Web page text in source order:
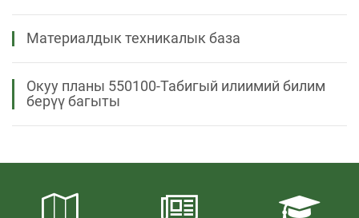
Материалдык техникалык база
Окуу планы 550100-Табигый илиимий билим
берүү багыты